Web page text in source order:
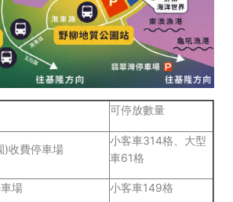
可停放數量
)收費停車場
小客車314格、大型
車61格
場 小客車149格